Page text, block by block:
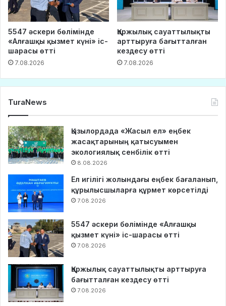
5547 әскери бөлімінде
«Алғашқы қызмет күні» іс-
шарасы өтті
7.08.2026
Қаржылық сауаттылықты
арттыруға бағытталған
кездесу өтті
7.08.2026
TuraNews
Қызылордада «Жасыл ел» еңбек
жасақтарының қатысуымен
экологиялық сенбілік өтті
8.08.2026
Ел игілігі жолындағы еңбек бағаланып,
құрылысшыларға құрмет көрсетілді
7.08.2026
5547 әскери бөлімінде «Алғашқы
қызмет күні» іс-шарасы өтті
7.08.2026
Қаржылық сауаттылықты арттыруға
бағытталған кездесу өтті
7.08.2026